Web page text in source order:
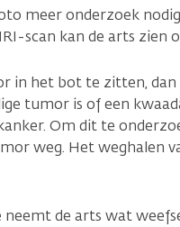
meer onderzoek
scan kan de arts
in het bot te zitten,
tumor is of een
Om dit te
weg. Het weghalen
neemt de arts wat